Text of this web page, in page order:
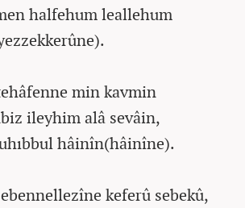
halfehum leallehum
min kavmin
ileyhim alâ sevâin,
hâinîn(hâinîne).
keferû sebekû,